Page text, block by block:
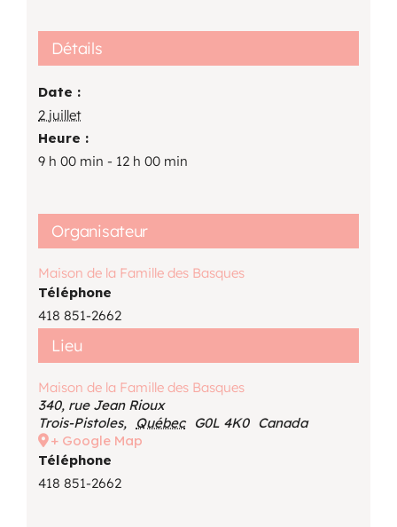
Détails
Date :
2 juillet
Heure :
9 h 00 min - 12 h 00 min
Lieu
Maison de la Famille des Basques
340, rue Jean Rioux
Trois-Pistoles, Québec G0L 4K0 Canada
+ Google Map
Téléphone
418 851-2662
Organisateur
Maison de la Famille des Basques
Téléphone
418 851-2662